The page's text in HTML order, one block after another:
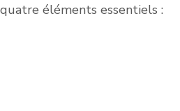
éléments essentiels :